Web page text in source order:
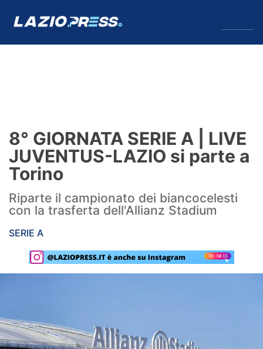
Formello
Infortuni
Primavera
Calciomercato
Lazio Women
Calcio
8° GIORNATA SERIE A | LIVE
JUVENTUS-LAZIO si parte a
Torino
Riparte il campionato dei biancocelesti
con la trasferta dell'Allianz Stadium
SERIE A